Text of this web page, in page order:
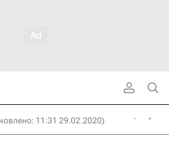
11:31 29.02.2020)